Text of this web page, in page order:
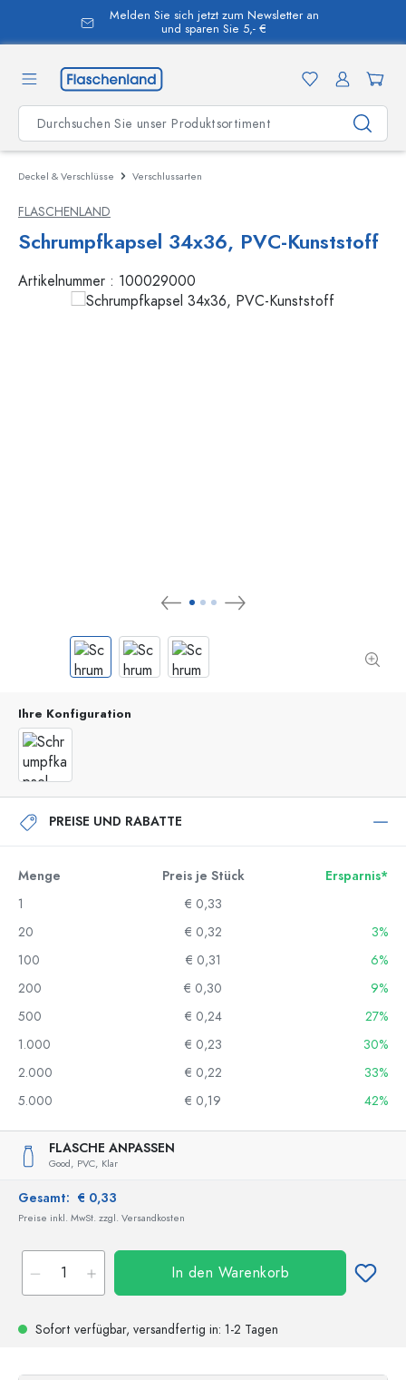
springen
Melden Sie sich jetzt zum Newsletter an
und sparen Sie 5,- €
Deckel & Verschlüsse Verschlussarten
FLASCHENLAND
Schrumpfkapsel 34x36, PVC-Kunststoff
Artikelnummer : 100029000
Ihre Konfiguration
PREISE UND RABATTE
Menge Preis je Stück
Ersparnis*
1
€ 0,33
20
€ 0,32
3%
100
€ 0,31
6%
200
€ 0,30
9%
500
€ 0,24
27%
1.000
€ 0,23
30%
2.000
€ 0,22
33%
5.000
€ 0,19 42%
FLASCHE ANPASSEN
Good, PVC, Klar
Gesamt: € 0,33
Preise inkl. MwSt. zzgl. Versandkosten
In den Warenkorb
Sofort verfügbar, versandfertig in: 1-2 Tagen